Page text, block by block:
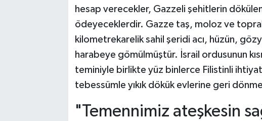
hesap verecekler, Gazzeli şehitlerin
ödeyeceklerdir. Gazze taş, moloz ve toprak
kilometrekarelik sahil şeridi acı, hüzün,
harabeye gömülmüştür. İsrail ordusunun
teminiyle birlikte yüz binlerce Filistinli
tebessümle yıkık dökük evlerine geri
"Temennimiz ateşkesin